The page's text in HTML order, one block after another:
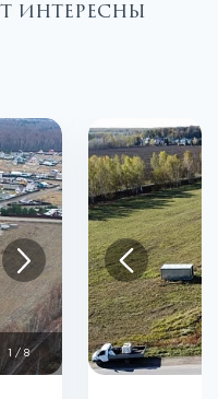
интересны
/8